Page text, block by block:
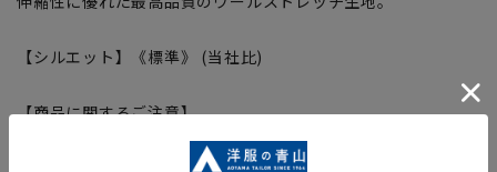
【シルエット】《標準》 (当社比)
【商品に関するご注意】
■商品画像はサンプルのため、色味やサイズ等の仕様に変更が
ある場合がございますので、予めご了承ください。